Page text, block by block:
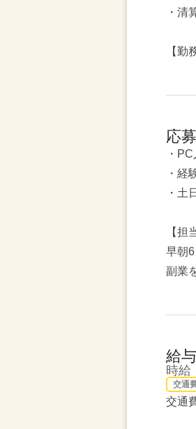
・清
【
応
・
・経
・土
【担
早朝
副業
給与
時給
交通
交通